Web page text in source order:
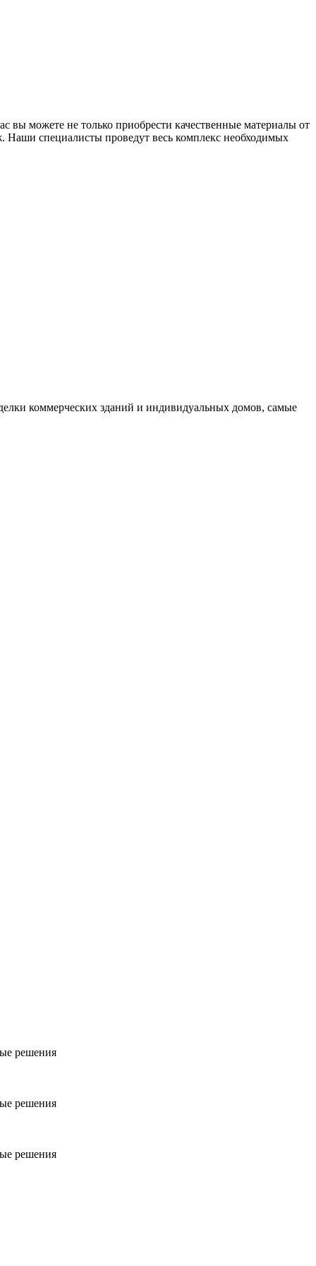
вы можете не только приобрести качественные материалы от
Наши специалисты проведут весь комплекс необходимых
коммерческих зданий и индивидуальных домов, самые
решения
решения
решения